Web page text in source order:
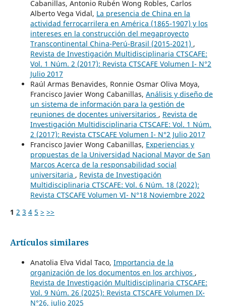
Cabanillas, Antonio Rubén Wong Robles, Carlos
Alberto Vega Vidal, La presencia de China en la
actividad ferrocarrilera en América (1865-1907) y los
intereses en la construcción del megaproyecto
Transcontinental China-Perú-Brasil (2015-2021) ,
Revista de Investigación Multidisciplinaria CTSCAFE:
Vol. 1 Núm. 2 (2017): Revista CTSCAFE Volumen I- N°2
Julio 2017
Raúl Armas Benavides, Ronnie Osmar Oliva Moya,
Francisco Javier Wong Cabanillas, Análisis y diseño de
un sistema de información para la gestión de
reuniones de docentes universitarios , Revista de
Investigación Multidisciplinaria CTSCAFE: Vol. 1 Núm.
2 (2017): Revista CTSCAFE Volumen I- N°2 Julio 2017
Francisco Javier Wong Cabanillas, Experiencias y
propuestas de la Universidad Nacional Mayor de San
Marcos Acerca de la responsabilidad social
universitaria , Revista de Investigación
Multidisciplinaria CTSCAFE: Vol. 6 Núm. 18 (2022):
Revista CTSCAFE Volumen VI- N°18 Noviembre 2022
1 2 3 4 5 > >>
Artículos similares
Anatolia Elva Vidal Taco, Importancia de la
organización de los documentos en los archivos ,
Revista de Investigación Multidisciplinaria CTSCAFE:
Vol. 9 Núm. 26 (2025): Revista CTSCAFE Volumen IX-
N°26, julio 2025